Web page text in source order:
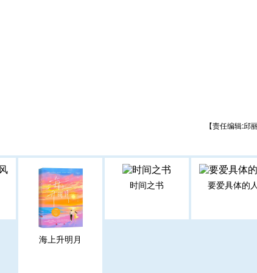
【责任编辑:邱
海上升明月
时间之书 要爱具体的人